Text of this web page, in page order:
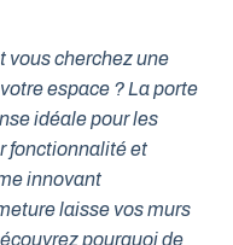
vous cherchez une
espace ? La porte
idéale pour les
fonctionnalité et
innovant
laisse vos murs
pourquoi de